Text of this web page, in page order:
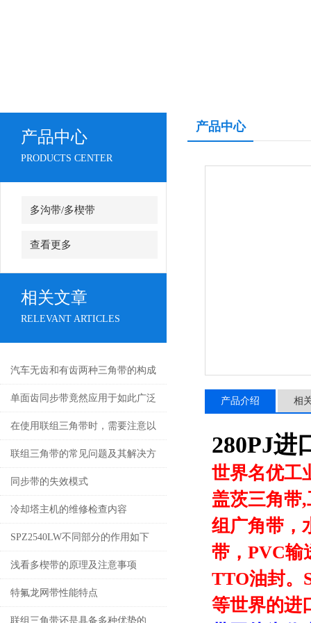
产品中心
PRODUCTS CENTER
多沟带/多楔带
查看更多
相关文章
RELEVANT ARTICLES
汽车无齿和有齿两种三角带的构成
单面齿同步带竟然应用于如此广泛
的领域
在使用联组三角带时，需要注意以
下几个事项
联组三角带的常见问题及其解决方
法如下
同步带的失效模式
冷却塔主机的维修检查内容
SPZ2540LW不同部分的作用如下
浅看多楔带的原理及注意事项
特氟龙网带性能特点
联组三角带还是具备多种优势的
产品中心
产品介绍 相
280PJ进
世界名优工
盖茨三角带
组广角带，
带，PVC输
TTO油封。
等世界的进